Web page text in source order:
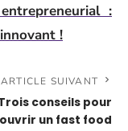
:
!
ARTICLE SUIVANT
conseils pour
ouvrir un fast food